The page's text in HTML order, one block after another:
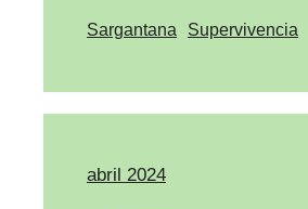
Sargantana Supervivencia
abril 2024